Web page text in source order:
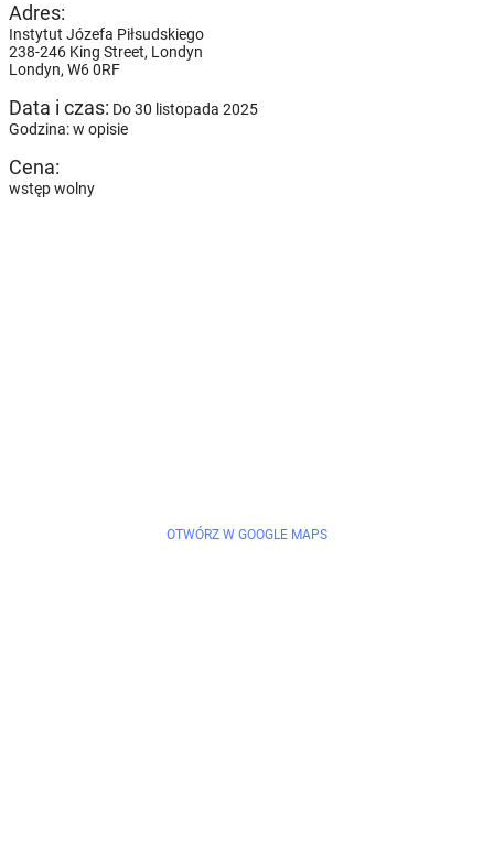
Adres:
Instytut Józefa Piłsudskiego
238-246 King Street, Londyn
Londyn, W6 0RF
Data i czas: Do 30 listopada 2025
Godzina: w opisie
Cena:
wstęp wolny
OTWÓRZ W GOOGLE MAPS